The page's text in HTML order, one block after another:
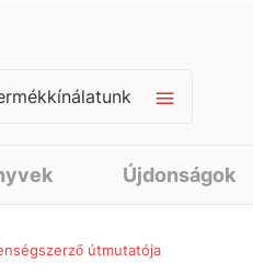
Újdonságok
útmutatója